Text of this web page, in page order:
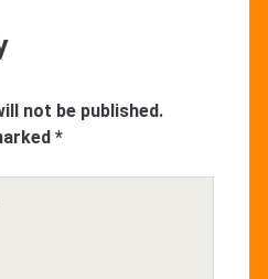
not be published.
*